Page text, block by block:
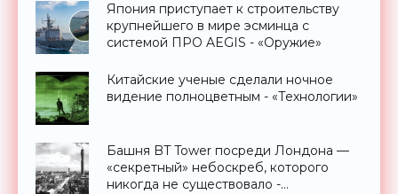
Япония приступает к строительству
крупнейшего в мире эсминца с
системой ПРО AEGIS - «Оружие»
Китайские ученые сделали ночное
видение полноцветным - «Технологии»
Башня BT Tower посреди Лондона —
«секретный» небоскреб, которого
никогда не существовало -